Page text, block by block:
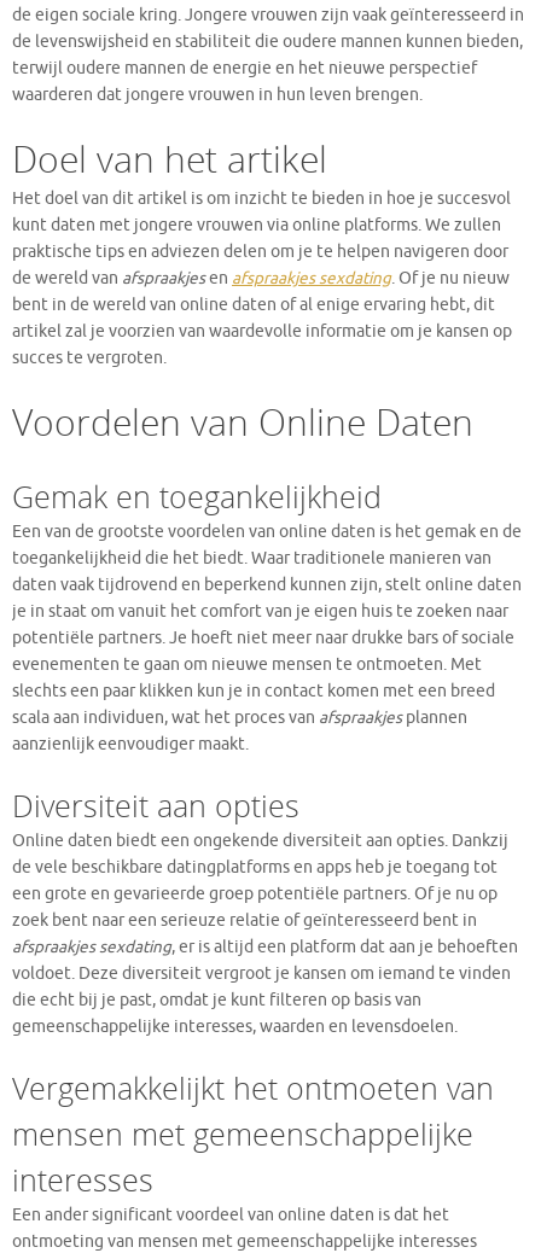
de eigen sociale kring. Jongere vrouwen zijn vaak geïnteresseerd in
de levenswijsheid en stabiliteit die oudere mannen kunnen bieden,
terwijl oudere mannen de energie en het nieuwe perspectief
waarderen dat jongere vrouwen in hun leven brengen.
Doel van het artikel
Het doel van dit artikel is om inzicht te bieden in hoe je succesvol
kunt daten met jongere vrouwen via online platforms. We zullen
praktische tips en adviezen delen om je te helpen navigeren door
de wereld van afspraakjesen afspraakjes sexdating. Of je nu nieuw
bent in de wereld van online daten of al enige ervaring hebt, dit
artikel zal je voorzien van waardevolle informatie om je kansen op
succes te vergroten.
Voordelen van Online Daten
Gemak en toegankelijkheid
Een van de grootste voordelen van online daten is het gemak en de
toegankelijkheid die het biedt. Waar traditionele manieren van
daten vaak tijdrovend en beperkend kunnen zijn, stelt online daten
je in staat om vanuit het comfort van je eigen huis te zoeken naar
potentiële partners. Je hoeft niet meer naar drukke bars of sociale
evenementen te gaan om nieuwe mensen te ontmoeten. Met
slechts een paar klikken kun je in contact komen met een breed
scala aan individuen, wat het proces van afspraakjesplannen
aanzienlijk eenvoudiger maakt.
Diversiteit aan opties
Online daten biedt een ongekende diversiteit aan opties. Dankzij
de vele beschikbare datingplatforms en apps heb je toegang tot
een grote en gevarieerde groep potentiële partners. Of je nu op
zoek bent naar een serieuze relatie of geïnteresseerd bent in
afspraakjes sexdating, er is altijd een platform dat aan je behoeften
voldoet. Deze diversiteit vergroot je kansen om iemand te vinden
die echt bij je past, omdat je kunt filteren op basis van
gemeenschappelijke interesses, waarden en levensdoelen.
Vergemakkelijkt het ontmoeten van
mensen met gemeenschappelijke
interesses
Een ander significant voordeel van online daten is dat het
ontmoeting van mensen met gemeenschappelijke interesses